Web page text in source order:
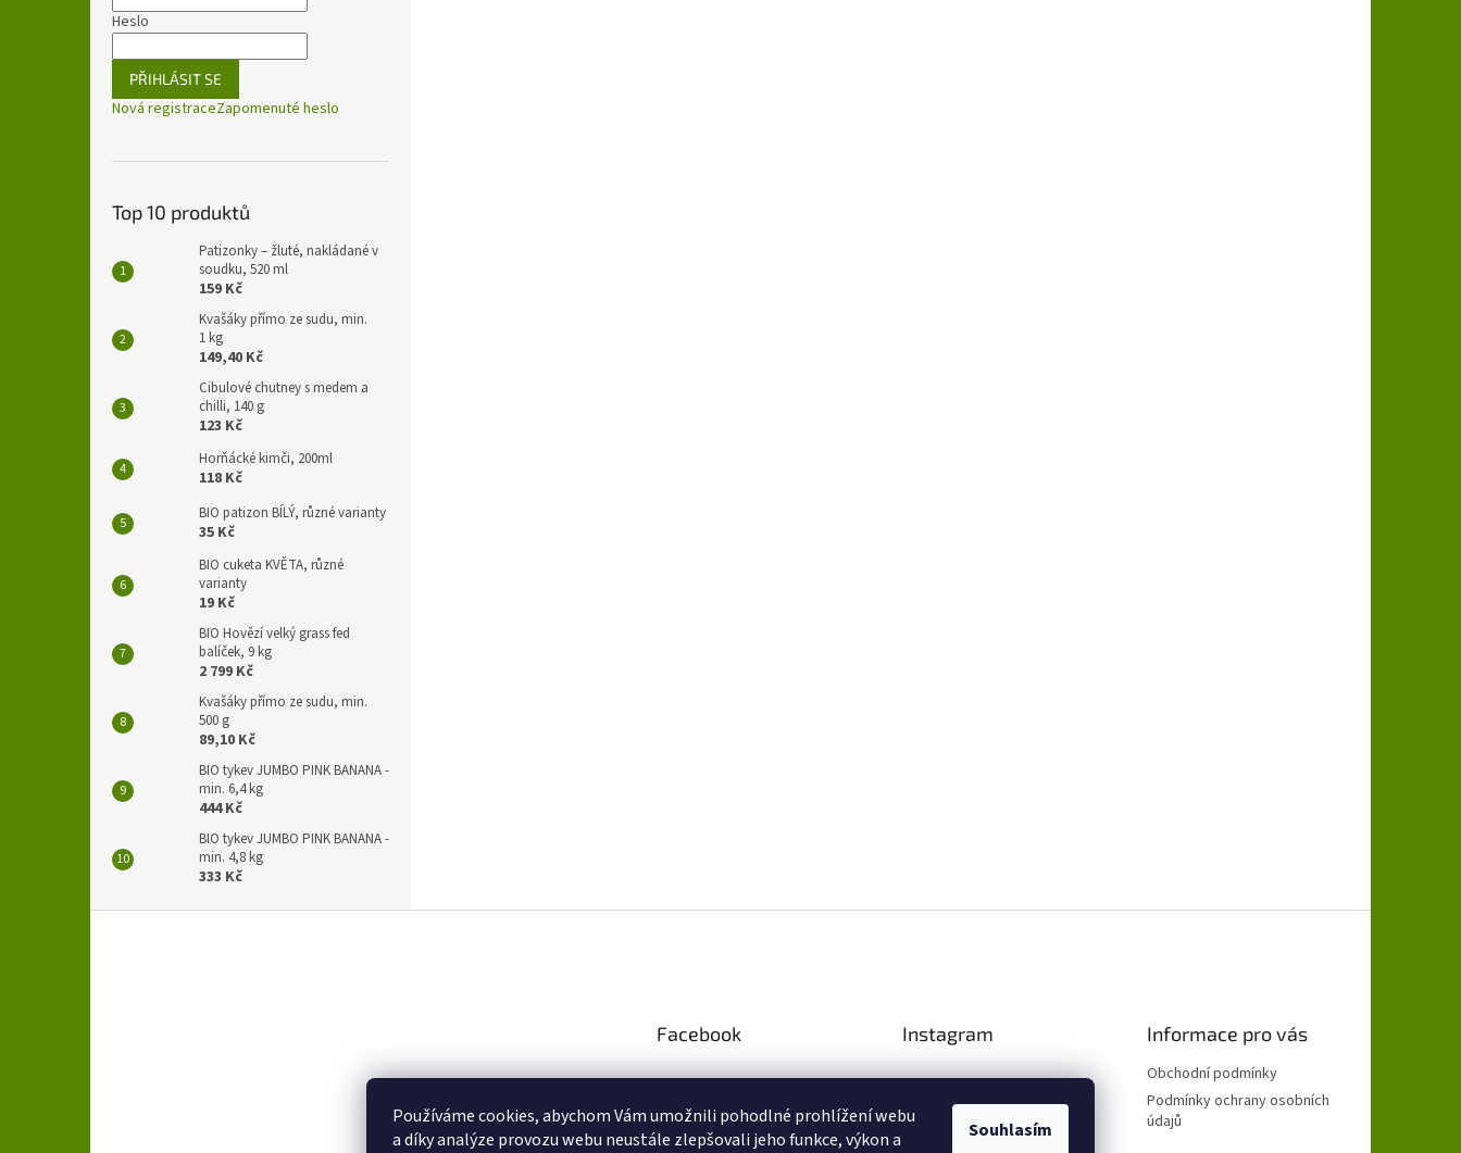
Používáme cookies, abychom Vám umožnili pohodlné prohlížení webu
a díky analýze provozu webu neustále zlepšovali jeho funkce, výkon a
Souhlasím
Heslo
PŘIHLÁSIT SE
Nová registraceZapomenuté heslo
Top 10 produktů
Patizonky – žluté, nakládané v
soudku, 520 ml
159 Kč
Kvašáky přímo ze sudu, min.
1 kg
149,40 Kč
Cibulové chutney s medem a
chilli, 140 g
123 Kč
Horňácké kimči, 200ml
118 Kč
BIO patizon BÍLÝ, různé varianty
35 Kč
BIO cuketa KVĚTA, různé
varianty
19 Kč
BIO Hovězí velký grass fed
balíček, 9 kg
2 799 Kč
Kvašáky přímo ze sudu, min.
500 g
89,10 Kč
BIO tykev JUMBO PINK BANANA -
min. 6,4 kg
444 Kč
BIO tykev JUMBO PINK BANANA -
min. 4,8 kg
333 Kč
Facebook Instagram Informace pro vás
Obchodní podmínky
Podmínky ochrany osobních
údajů